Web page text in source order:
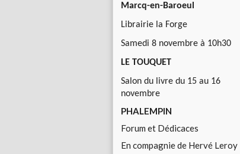
Marcq-en-Baroeul
Librairie la Forge
Samedi 8 novembre à 10h30
LE TOUQUET
Salon du livre du 15 au 16
novembre
PHALEMPIN
Forum et Dédicaces
En compagnie de Hervé Leroy